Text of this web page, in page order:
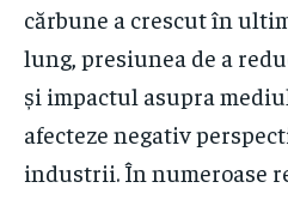
cărbune a crescut în
lung, presiunea de a
și impactul asupra
afecteze negativ
industrii. În numeroase